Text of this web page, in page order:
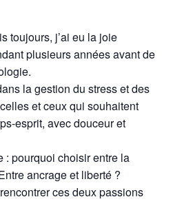
toujours, j’ai eu la joie
plusieurs années avant de
la gestion du stress et des
et ceux qui souhaitent
esprit, avec douceur et
: pourquoi choisir entre la
ancrage et liberté ?
ces deux passions